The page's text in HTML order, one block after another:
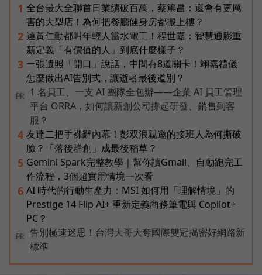
1 全台最大全聯首日業績破百萬，蔡篤昌：還會有更厲
害的大型店！為何把餐廳健身房都搬上樓？
2 連黃仁勳都叫年輕人當水電工！程世嘉：智慧通膨重
新定義「有價值的人」到底什麼樣子？
3 一張遺照「開口」說話，中間有8道關卡！翊嘉禮儀
怎麼做出AI告別式，讓逝者最後道別？
PR
1 名員工、一支 AI 團隊全包辦——企業 AI 員工管理
平台 ORRA，如何讓新創公司撐起研發、銷售到客
服？
4 友達二把手裸辭內幕！彭双浪親邀的接班人為何撕破
臉？「落後群創」成最後稻草？
5 Gemini Spark完整教學｜幫你讀Gmail、自動跑完工
作流程，3個超實用情境一次看
6 AI 時代的行動生產力：MSI 如何用「理解情境」的
Prestige 14 Flip AI+ 重新定義商務筆電與 Copilot+
PC？
PR
告別極速迷思！台灣大哥大奪國際雙冠揭密好網路新
標準